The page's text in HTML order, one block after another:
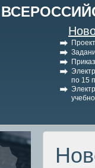
по 15